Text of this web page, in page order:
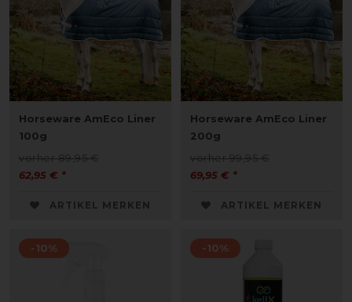
Horseware AmEco Liner
100g
vorher 89,95 €
62,95 € *
ARTIKEL MERKEN
Horseware AmEco Liner
200g
vorher 99,95 €
69,95 € *
ARTIKEL MERKEN
-10% -10%